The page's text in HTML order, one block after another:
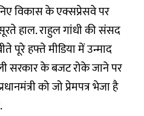
विकास के एक्सप्रेसवे पर
हाल. राहुल गांधी की संसद
पूरे हफ्ते मीडिया में उन्माद
सरकार के बजट रोके जाने पर
को जो प्रेमपत्र भेजा है